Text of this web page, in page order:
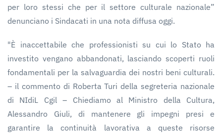
per loro stessi che per il settore culturale nazionale”
denunciano i Sindacati in una nota diffusa oggi.
"È inaccettabile che professionisti su cui lo Stato ha
investito vengano abbandonati, lasciando scoperti ruoli
fondamentali per la salvaguardia dei nostri beni culturali.
– il commento di Roberta Turi della segreteria nazionale
di NIdiL Cgil – Chiediamo al Ministro della Cultura,
Alessandro Giuli, di mantenere gli impegni presi e
garantire la continuità lavorativa a queste risorse